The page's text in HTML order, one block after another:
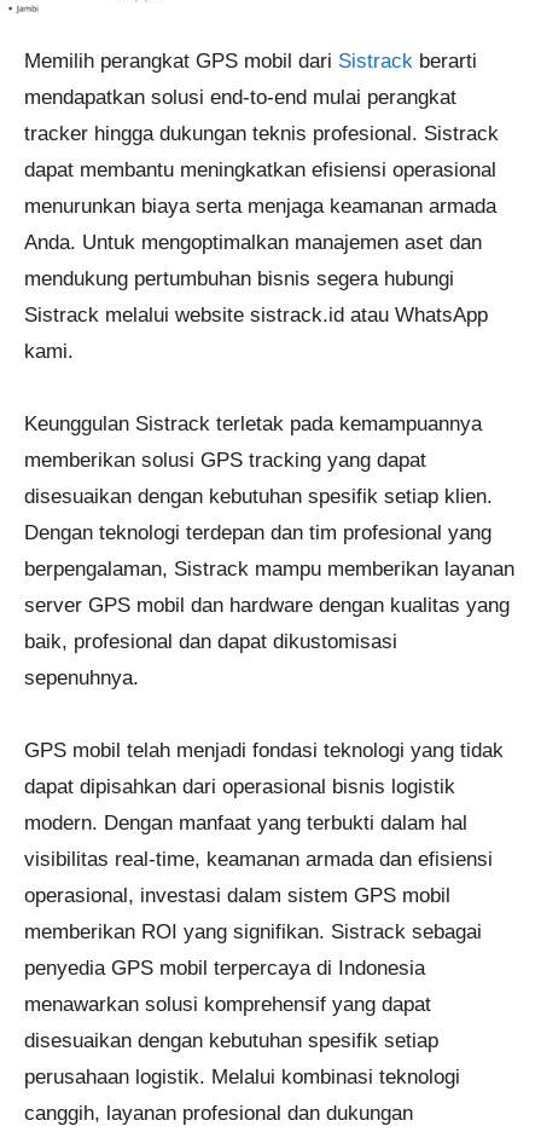
Memilih perangkat GPS mobil dari Sistrack berarti
mendapatkan solusi end-to-end mulai perangkat
tracker hingga dukungan teknis profesional. Sistrack
dapat membantu meningkatkan efisiensi operasional
menurunkan biaya serta menjaga keamanan armada
Anda. Untuk mengoptimalkan manajemen aset dan
mendukung pertumbuhan bisnis segera hubungi
Sistrack melalui website sistrack.id atau WhatsApp
kami.
Keunggulan Sistrack terletak pada kemampuannya
memberikan solusi GPS tracking yang dapat
disesuaikan dengan kebutuhan spesifik setiap klien.
Dengan teknologi terdepan dan tim profesional yang
berpengalaman, Sistrack mampu memberikan layanan
server GPS mobil dan hardware dengan kualitas yang
baik, profesional dan dapat dikustomisasi
sepenuhnya.
GPS mobil telah menjadi fondasi teknologi yang tidak
dapat dipisahkan dari operasional bisnis logistik
modern. Dengan manfaat yang terbukti dalam hal
visibilitas real-time, keamanan armada dan efisiensi
operasional, investasi dalam sistem GPS mobil
memberikan ROI yang signifikan. Sistrack sebagai
penyedia GPS mobil terpercaya di Indonesia
menawarkan solusi komprehensif yang dapat
disesuaikan dengan kebutuhan spesifik setiap
perusahaan logistik. Melalui kombinasi teknologi
canggih, layanan profesional dan dukungan